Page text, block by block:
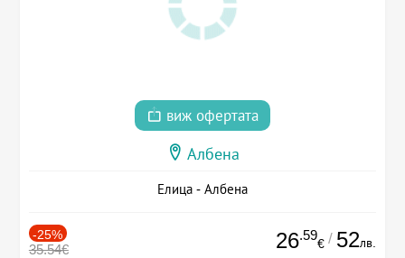
виж офертата
Албена
Елица - Албена
-25%
35.54€ 26.59
€ / 52лв.